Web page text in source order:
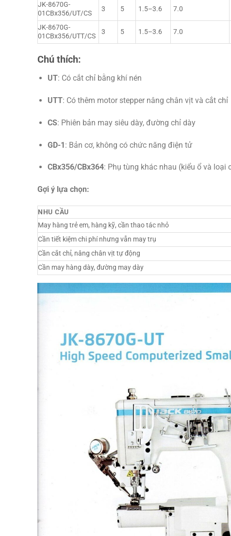
JK-8670G-
01CBx356/UT/CS
3 5 1.5–3.6 7.0
JK-8670G-
01CBx356/UTT/CS
3 5 1.5–3.6 7.0
Chú thích:
UT: Có cắt chỉ bằng khí nén
UTT: Có thêm motor stepper nâng chân vịt và cắt chỉ
CS: Phiên bản may siêu dày, đường chỉ dày
GD-1: Bản cơ, không có chức năng điện tử
CBx356/CBx364: Phụ tùng khác nhau (kiểu ổ và loại
Gợi ý lựa chọn:
NHU CẦU
May hàng trẻ em, hàng kỹ, cần thao tác nhỏ
Cần tiết kiệm chi phí nhưng vẫn may trụ
Cần cắt chỉ, nâng chân vịt tự động
Cần may hàng dày, đường may dày